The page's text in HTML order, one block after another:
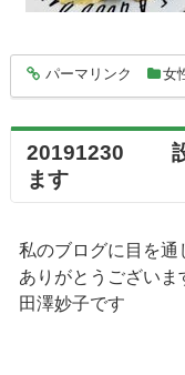
entry5508
パーマリンク 女
20191230 設
ます
私のブログに目を通
ありがとうございま
田澤妙子です